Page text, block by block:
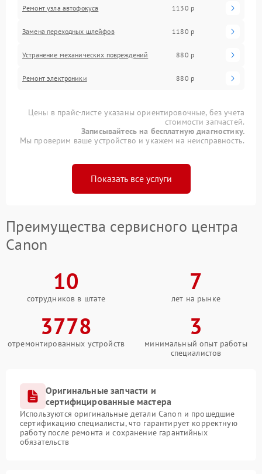
Ремонт узла автофокуса 1130 р
Замена переходных шлейфов 1180 р
Устранение механических повреждений 880 р
Ремонт электроники 880 р
Цены в прайс-листе указаны ориентировочные, без учета
стоимости запчастей.
Записывайтесь на бесплатную диагностику.
Мы проверим ваше устройство и укажем на неисправность.
Показать все услуги
Преимущества сервисного центра
Canon
10
сотрудников в штате
7
лет на рынке
3778
отремонтированных устройств
3
минимальный опыт работы
специалистов
Оригинальные запчасти и
сертифицированные мастера
Используются оригинальные детали Canon и прошедшие
сертификацию специалисты, что гарантирует корректную
работу после ремонта и сохранение гарантийных
обязательств